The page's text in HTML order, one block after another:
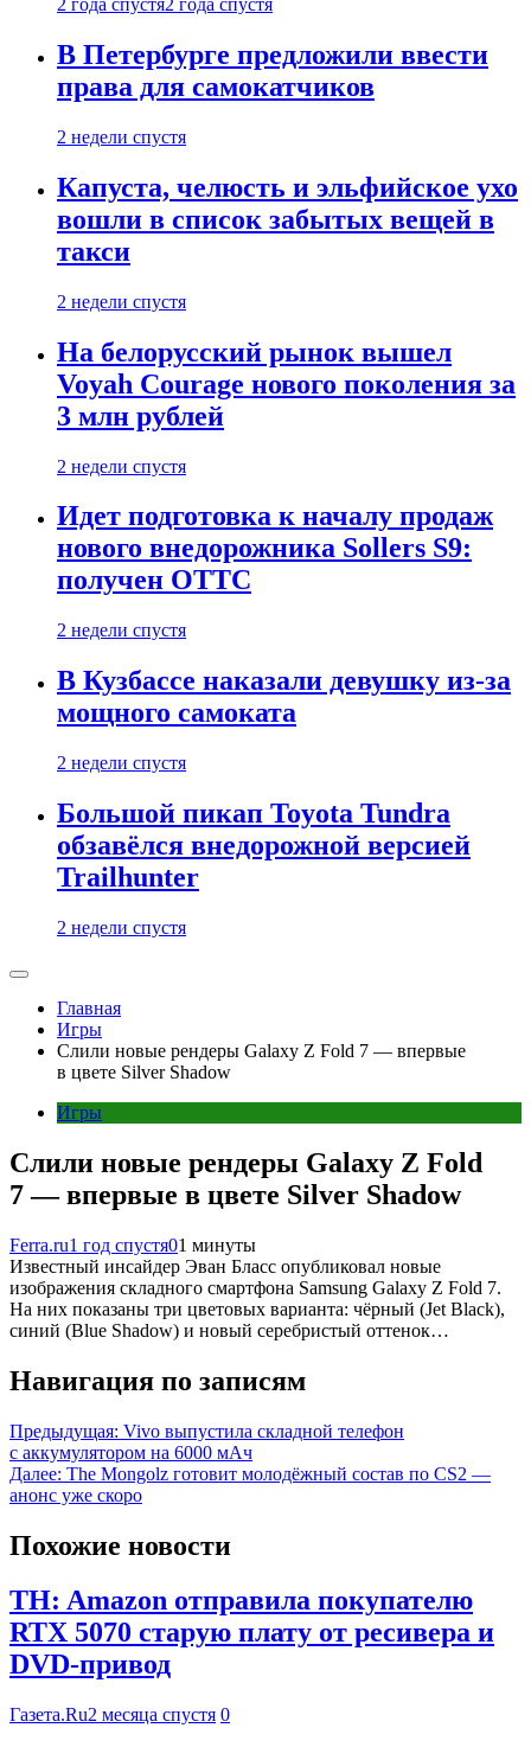
2 года спустя2 года спустя
В Петербурге предложили ввести
права для самокатчиков
2 недели спустя
Капуста, челюсть и эльфийское ухо
вошли в список забытых вещей в
такси
2 недели спустя
На белорусский рынок вышел
Voyah Courage нового поколения за
3 млн рублей
2 недели спустя
Идет подготовка к началу продаж
нового внедорожника Sollers S9:
получен ОТТС
2 недели спустя
В Кузбассе наказали девушку из-за
мощного самоката
2 недели спустя
Большой пикап Toyota Tundra
обзавёлся внедорожной версией
Trailhunter
2 недели спустя
Главная
Игры
Слили новые рендеры Galaxy Z Fold 7 — впервые
в цвете Silver Shadow
Игры
Слили новые рендеры Galaxy Z Fold
7 — впервые в цвете Silver Shadow
Ferra.ru1 год спустя01 минуты
Известный инсайдер Эван Бласс опубликовал новые
изображения складного смартфона Samsung Galaxy Z Fold 7.
На них показаны три цветовых варианта: чёрный (Jet Black),
синий (Blue Shadow) и новый серебристый оттенок…
Навигация по записям
Предыдущая: Vivo выпустила складной телефон
с аккумулятором на 6000 мАч
Далее: The Mongolz готовит молодёжный состав по CS2 —
анонс уже скоро
Похожие новости
TH: Amazon отправила покупателю
RTX 5070 старую плату от ресивера и
DVD-привод
Газета.Ru2 месяца спустя 0